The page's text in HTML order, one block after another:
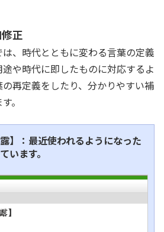
正
は、時代とともに変わる言葉の定義
や時代に即したものに対応するよ
再定義をしたり、分かりやすい補
。
】：最近使われるようになった
います。